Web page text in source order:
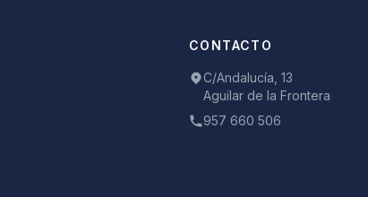
CONTACTO
C/Andalucía, 13
Aguilar de la Frontera
957 660 506